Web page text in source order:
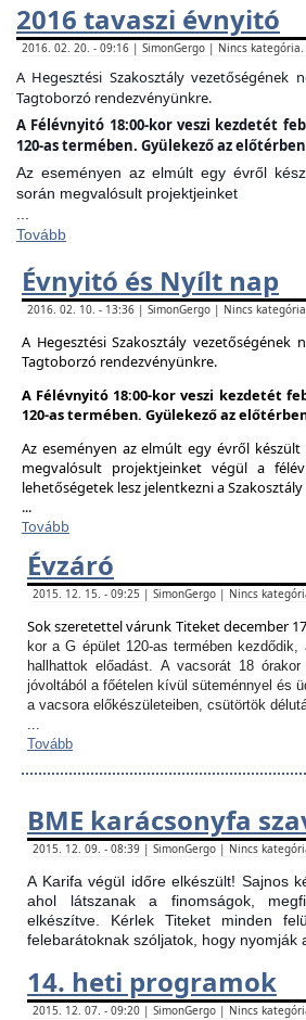
2016 tavaszi évnyitó
2016. 02. 20. - 09:16 | SimonGergo | Nincs
A Hegesztési Szakosztály
Tagtoborzó rendezvényünkre.
A Félévnyitó 18:00-kor veszi kezdetét
120-as termében. Gyülekező az
Az eseményen az elmúlt egy évről
során megvalósult projektjeinket
Tovább
Évnyitó és Nyílt nap
2016. 02. 10. - 13:36 | SimonGergo | Nincs
A Hegesztési Szakosztály
Tagtoborzó rendezvényünkre.
A Félévnyitó 18:00-kor veszi kezdetét
120-as termében. Gyülekező az
Az eseményen az elmúlt egy évről
megvalósult projektjeinket végül a
lehetőségetek lesz jelentkezni a
...
Tovább
Évzáró
2015. 12. 15. - 09:25 | SimonGergo | Nincs
Sok szeretettel várunk Titeket december
kor a G épület 120-as termében
hallhattok előadást. A vacsorát 18
jóvoltából a főételen kívül süteménnyel és
a vacsora előkészületeiben, csütörtök
...
Tovább
BME karácsonyfa
2015. 12. 09. - 08:39 | SimonGergo | Nincs
A Karifa végül időre elkészült! Sajnos
ahol látszanak a finomságok,
elkészítve. Kérlek Titeket minden
felebarátoknak szóljatok, hogy nyomják
14. heti programok
2015. 12. 07. - 09:20 | SimonGergo | Nincs